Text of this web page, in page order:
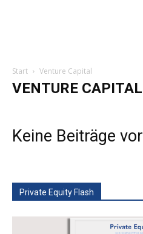
Start Venture Capital
VENTURE CAPITAL
Keine Beiträge
Private Equity Flash